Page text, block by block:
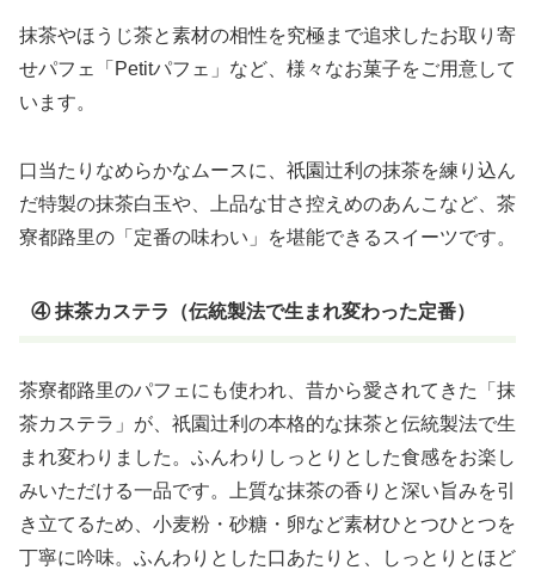
抹茶やほうじ茶と素材の相性を究極まで追求したお取り寄
せパフェ「Petitパフェ」など、様々なお菓子をご用意して
います。
口当たりなめらかなムースに、祇園辻利の抹茶を練り込ん
だ特製の抹茶白玉や、上品な甘さ控えめのあんこなど、茶
寮都路里の「定番の味わい」を堪能できるスイーツです。
④ 抹茶カステラ（伝統製法で生まれ変わった定番）
茶寮都路里のパフェにも使われ、昔から愛されてきた「抹
茶カステラ」が、祇園辻利の本格的な抹茶と伝統製法で生
まれ変わりました。ふんわりしっとりとした食感をお楽し
みいただける一品です。上質な抹茶の香りと深い旨みを引
き立てるため、小麦粉・砂糖・卵など素材ひとつひとつを
丁寧に吟味。ふんわりとした口あたりと、しっとりとほど